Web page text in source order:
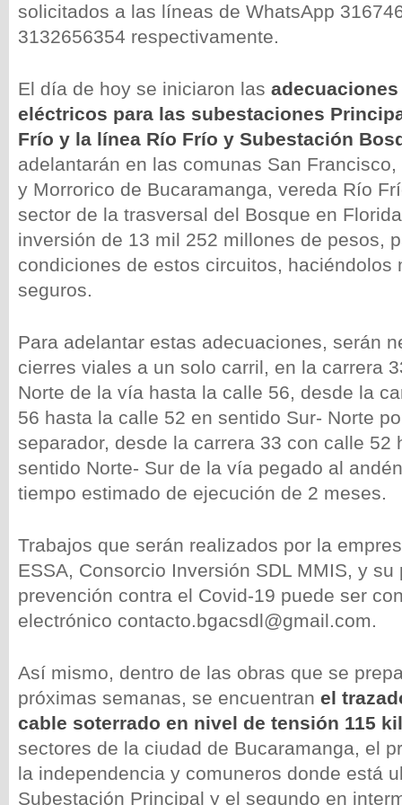
solicitados a las líneas de WhatsApp
3132656354 respectivamente.
El día de hoy se iniciaron las
eléctricos para las subestaciones
Frío y la línea Río Frío y Subestación
adelantarán en las comunas San
y Morrorico de Bucaramanga, vereda Río
sector de la trasversal del Bosque en
inversión de 13 mil 252 millones de pesos,
condiciones de estos circuitos, haciéndolos
seguros.
Para adelantar estas adecuaciones, serán
cierres viales a un solo carril, en la carrera
Norte de la vía hasta la calle 56, desde la
56 hasta la calle 52 en sentido Sur- Norte
separador, desde la carrera 33 con calle 52
sentido Norte- Sur de la vía pegado al
tiempo estimado de ejecución de 2 meses.
Trabajos que serán realizados por la
ESSA, Consorcio Inversión SDL MMIS, y su
prevención contra el Covid-19 puede ser
electrónico contacto.bgacsdl@gmail.com.
Así mismo, dentro de las obras que se
próximas semanas, se encuentran el
cable soterrado en nivel de tensión 115
sectores de la ciudad de Bucaramanga, el
la independencia y comuneros donde está
Subestación Principal y el segundo en